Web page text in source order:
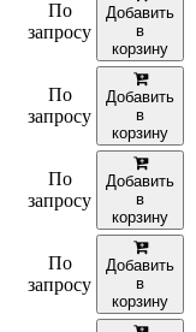
По
запросу
Добавить
в
корзину
По
запросу
Добавить
в
корзину
По
запросу
Добавить
в
корзину
По
запросу
Добавить
в
корзину